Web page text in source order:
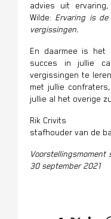
advies uit
Wilde: Ervaring is
vergissingen.
En daarmee is het
succes in jullie
vergissingen te
met jullie
jullie al het overige
Rik Crivits
stafhouder van de
30 september 2021